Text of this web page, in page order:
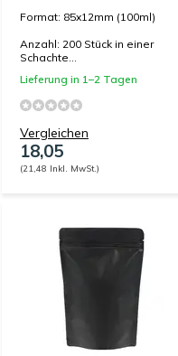
Format: 85x12mm (100ml)
Anzahl: 200 Stück in einer
Schachte...
Lieferung in 1–2 Tagen
Vergleichen
18,05
(21,48 Inkl. MwSt.)